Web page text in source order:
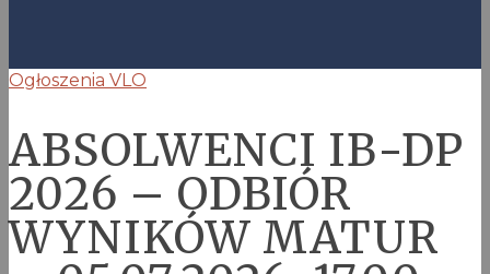
Ogłoszenia VLO
ABSOLWENCI IB-DP
2026 – ODBIÓR
WYNIKÓW MATUR